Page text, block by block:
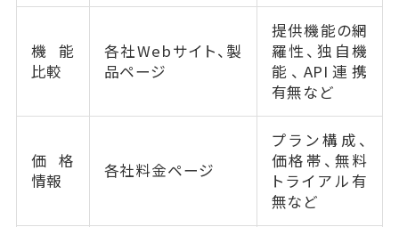
機能
比較
各社Webサイト、製
品ページ
提供機能の網
羅性、独自機
能、API連携
有無など
価格
情報
各社料金ページ
プラン構成、
価格帯、無料
トライアル有
無など